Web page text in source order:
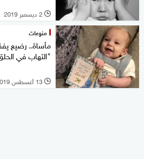
l 2 ديسمبر 2019
منوعات
مأساة.. رضيع
"التهاب في
l 13 أغسطس 2019